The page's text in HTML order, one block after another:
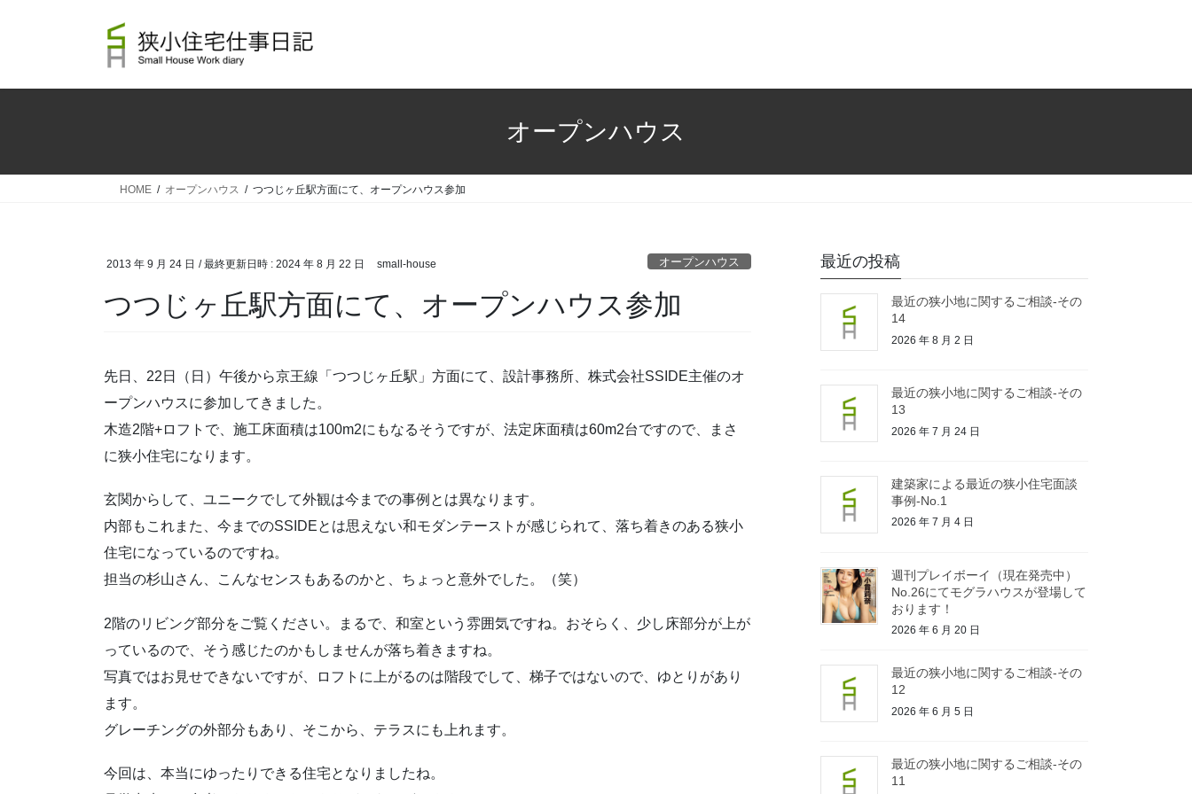
ッ
移
オープンハウス
HOME オープンハウス つつじヶ丘駅方面にて、オープンハウス参加
2013 年 9 月 24 日 / 最終更新日時 : 2024 年 8 月 22 日 small-house オープンハウス
つつじヶ丘駅方面にて、オープンハウス参加
先日、22日（日）午後から京王線「つつじヶ丘駅」方面にて、設計事務所、株式会社SSIDE主催のオ
ープンハウスに参加してきました。
木造2階+ロフトで、施工床面積は100m2にもなるそうですが、法定床面積は60m2台ですので、まさ
に狭小住宅になります。
玄関からして、ユニークでして外観は今までの事例とは異なります。
内部もこれまた、今までのSSIDEとは思えない和モダンテーストが感じられて、落ち着きのある狭小
住宅になっているのですね。
担当の杉山さん、こんなセンスもあるのかと、ちょっと意外でした。（笑）
2階のリビング部分をご覧ください。まるで、和室という雰囲気ですね。おそらく、少し床部分が上が
っているので、そう感じたのかもしませんが落ち着きますね。
写真ではお見せできないですが、ロフトに上がるのは階段でして、梯子ではないので、ゆとりがあり
ます。
グレーチングの外部分もあり、そこから、テラスにも上れます。
今回は、本当にゆったりできる住宅となりましたね。
最近の投稿
最近の狭小地に関するご相談-その
14
2026 年 8 月 2 日
最近の狭小地に関するご相談-その
13
2026 年 7 月 24 日
建築家による最近の狭小住宅面談
事例-No.1
2026 年 7 月 4 日
週刊プレイボーイ（現在発売中）
No.26にてモグラハウスが登場して
おります！
2026 年 6 月 20 日
最近の狭小地に関するご相談-その
12
2026 年 6 月 5 日
最近の狭小地に関するご相談-その
11